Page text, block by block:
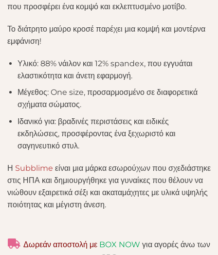
που προσφέρει ένα κομψό και εκλεπτυσμένο μοτίβο.
Το διάτρητο μαύρο κροσέ παρέχει μια κομψή και μοντέρνα
εμφάνιση!
Υλικό: 88% νάιλον και 12% spandex, που εγγυάται
ελαστικότητα και άνετη εφαρμογή.
Μέγεθος: One size, προσαρμοσμένο σε διαφορετικά
σχήματα σώματος.
Ιδανικό για: βραδινές περιστάσεις και ειδικές
εκδηλώσεις, προσφέροντας ένα ξεχωριστό και
σαγηνευτικό στυλ.
Η Subblime είναι μια μάρκα εσωρούχων που σχεδιάστηκε
στις ΗΠΑ και δημιουργήθηκε για γυναίκες που θέλουν να
νιώθουν εξαιρετικά σέξι και ακαταμάχητες με υλικά υψηλής
ποιότητας και μέγιστη άνεση.
Δωρεάν αποστολή με BOX NOW για αγορές άνω των